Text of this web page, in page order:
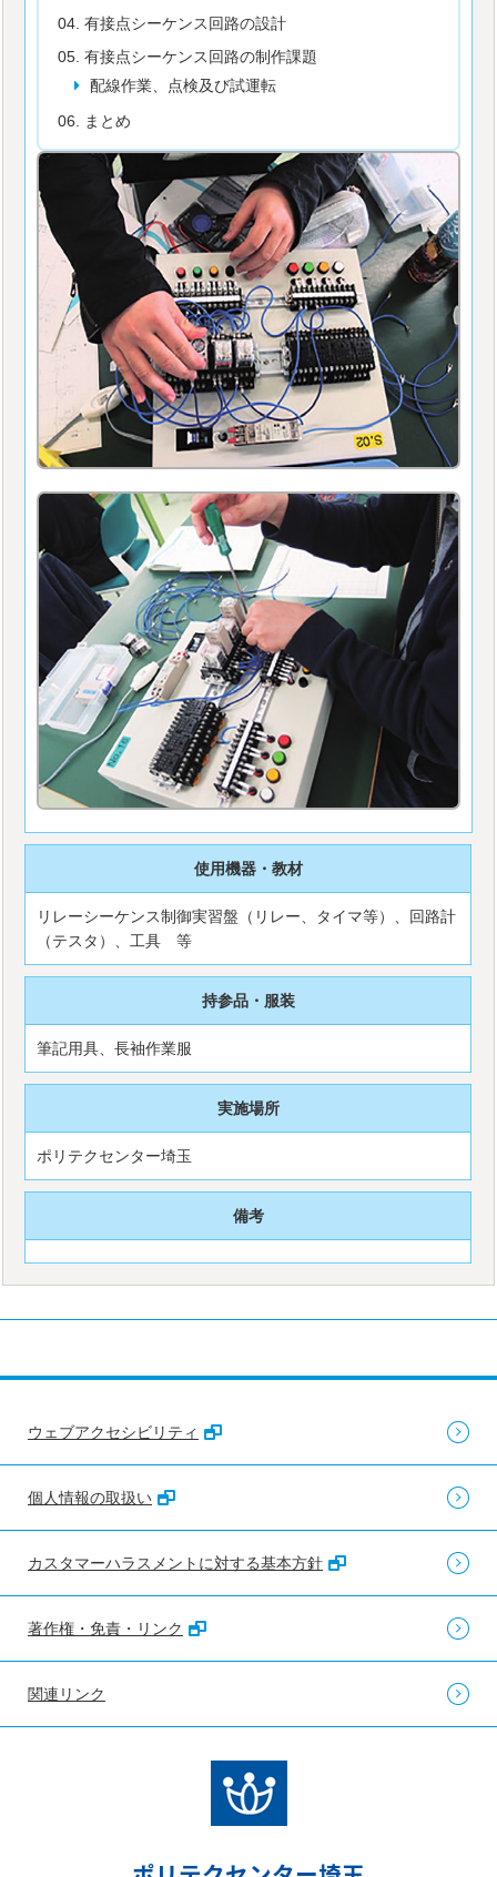
有接点シーケンス回路の設計
有接点シーケンス回路の制作課題
配線作業、点検及び試運転
まとめ
使用機器・教材
リレーシーケンス制御実習盤（リレー、タイマ等）、回路計
（テスタ）、工具 等
持参品・服装
筆記用具、長袖作業服
実施場所
ポリテクセンター埼玉
備考
ウェブアクセシビリティ
個人情報の取扱い
カスタマーハラスメントに対する基本方針
著作権・免責・リンク
関連リンク